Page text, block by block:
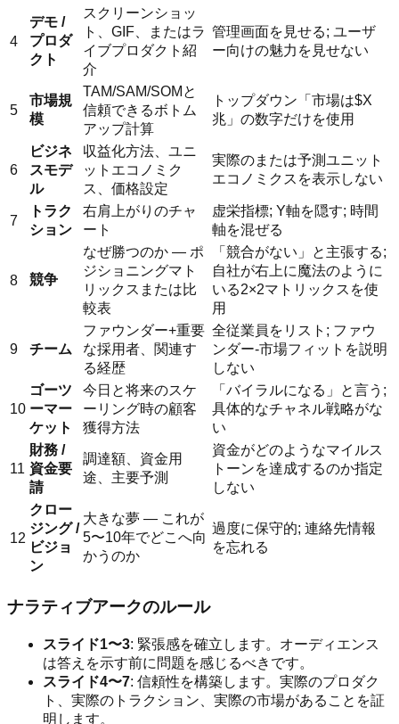
4
デモ /
プロダ
クト
スクリーンショッ
ト、GIF、またはラ
イブプロダクト紹
介
管理画面を見せる; ユーザ
ー向けの魅力を見せない
5
市場規
模
TAM/SAM/SOMと
信頼できるボトム
アップ計算
トップダウン「市場は$X
兆」の数字だけを使用
6
ビジネ
スモデ
ル
収益化方法、ユニ
ットエコノミク
ス、価格設定
実際のまたは予測ユニット
エコノミクスを表示しない
7
トラク
ション
右肩上がりのチャ
ート
虚栄指標; Y軸を隠す; 時間
軸を混ぜる
8 競争
なぜ勝つのか — ポ
ジショニングマト
リックスまたは比
較表
「競合がない」と主張する;
自社が右上に魔法のように
いる2×2マトリックスを使
用
9 チーム
ファウンダー+重要
な採用者、関連す
る経歴
全従業員をリスト; ファウ
ンダー-市場フィットを説明
しない
10
ゴーツ
ーマー
ケット
今日と将来のスケ
ーリング時の顧客
獲得方法
「バイラルになる」と言う;
具体的なチャネル戦略がな
い
11
財務 /
資金要
請
調達額、資金用
途、主要予測
資金がどのようなマイルス
トーンを達成するのか指定
しない
12
クロー
ジング /
ビジョ
ン
大きな夢 — これが
5〜10年でどこへ向
かうのか
過度に保守的; 連絡先情報
を忘れる
ナラティブアークのルール
スライド1〜3: 緊張感を確立します。オーディエンス
は答えを示す前に問題を感じるべきです。
スライド4〜7: 信頼性を構築します。実際のプロダク
ト、実際のトラクション、実際の市場があることを証
明します。